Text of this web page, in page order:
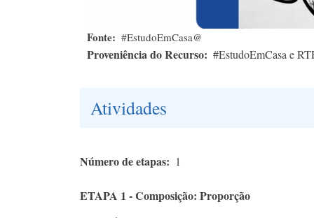
Fonte #EstudoEmCasa@
Proveniência do Recurso #EstudoEmCasa e
Atividades
Número de etapas 1
ETAPA 1 - Composição: Proporção